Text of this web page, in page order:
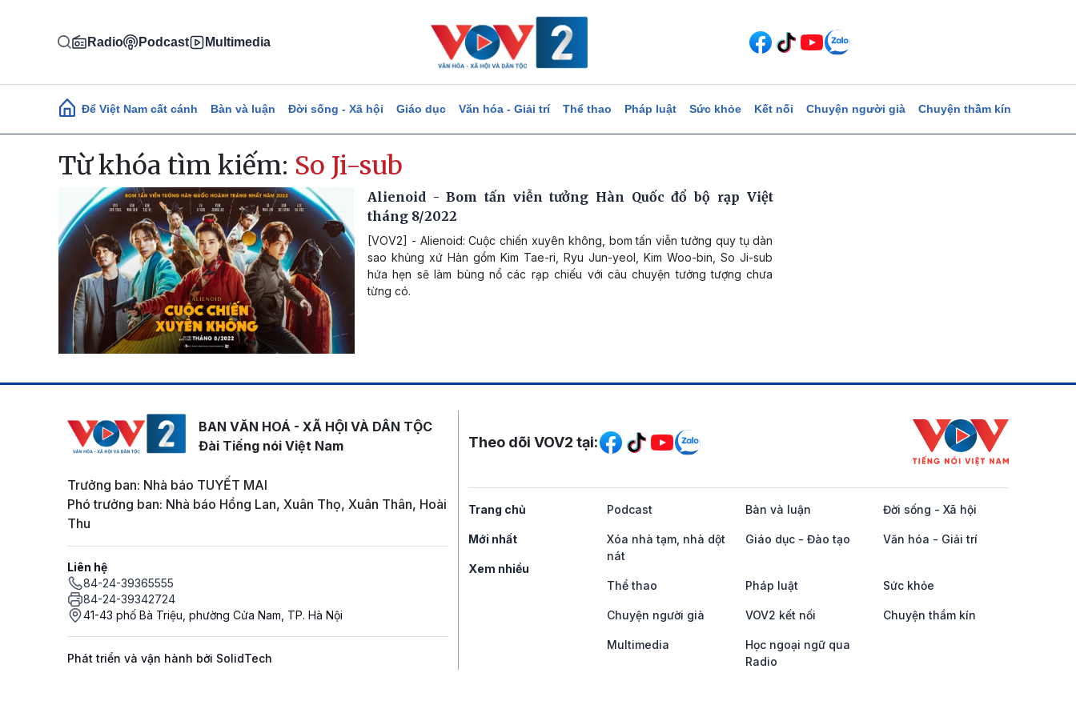
Radio Podcast Multimedia
Main navigation
Để Việt Nam cất cánh Bàn và luận Đời sống - Xã hội Giáo dục Văn hóa - Giải trí Thể thao Pháp luật Sức khỏe Kết nối Chuyện người già Chuyện thầm kín
Từ khóa tìm kiếm: So Ji-sub
Alienoid - Bom tấn viễn tưởng Hàn Quốc đổ bộ rạp Việt
tháng 8/2022
[VOV2] - Alienoid: Cuộc chiến xuyên không, bom tấn viễn tưởng quy tụ dàn
sao khủng xứ Hàn gồm Kim Tae-ri, Ryu Jun-yeol, Kim Woo-bin, So Ji-sub
hứa hẹn sẽ làm bùng nổ các rạp chiếu với câu chuyện tưởng tượng chưa
từng có.
BAN VĂN HOÁ - XÃ HỘI VÀ DÂN TỘC
Đài Tiếng nói Việt Nam
Trưởng ban: Nhà báo TUYẾT MAI
Phó trưởng ban: Nhà báo Hồng Lan, Xuân Thọ, Xuân Thân, Hoài
Thu
Liên hệ
84-24-39365555
84-24-39342724
41-43 phố Bà Triệu, phường Cửa Nam, TP. Hà Nội
Phát triển và vận hành bởi SolidTech
Mạng xã hội
Theo dõi VOV2 tại:
Trang chủ
Mới nhất
Xem nhiều
Podcast Bàn và luận Đời sống - Xã hội
Xóa nhà tạm, nhà dột
nát
Giáo dục - Đào tạo Văn hóa - Giải trí
Thể thao Pháp luật Sức khỏe
Chuyện người già VOV2 kết nối Chuyện thầm kín
Multimedia
Học ngoại ngữ qua
Radio